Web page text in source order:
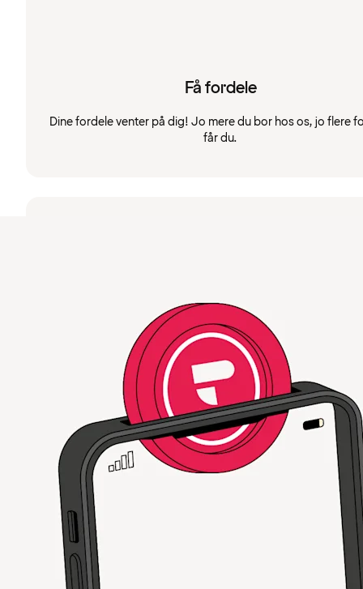
Få fordele
Dine fordele venter på dig! Jo mere du bor hos os, jo flere
får du.